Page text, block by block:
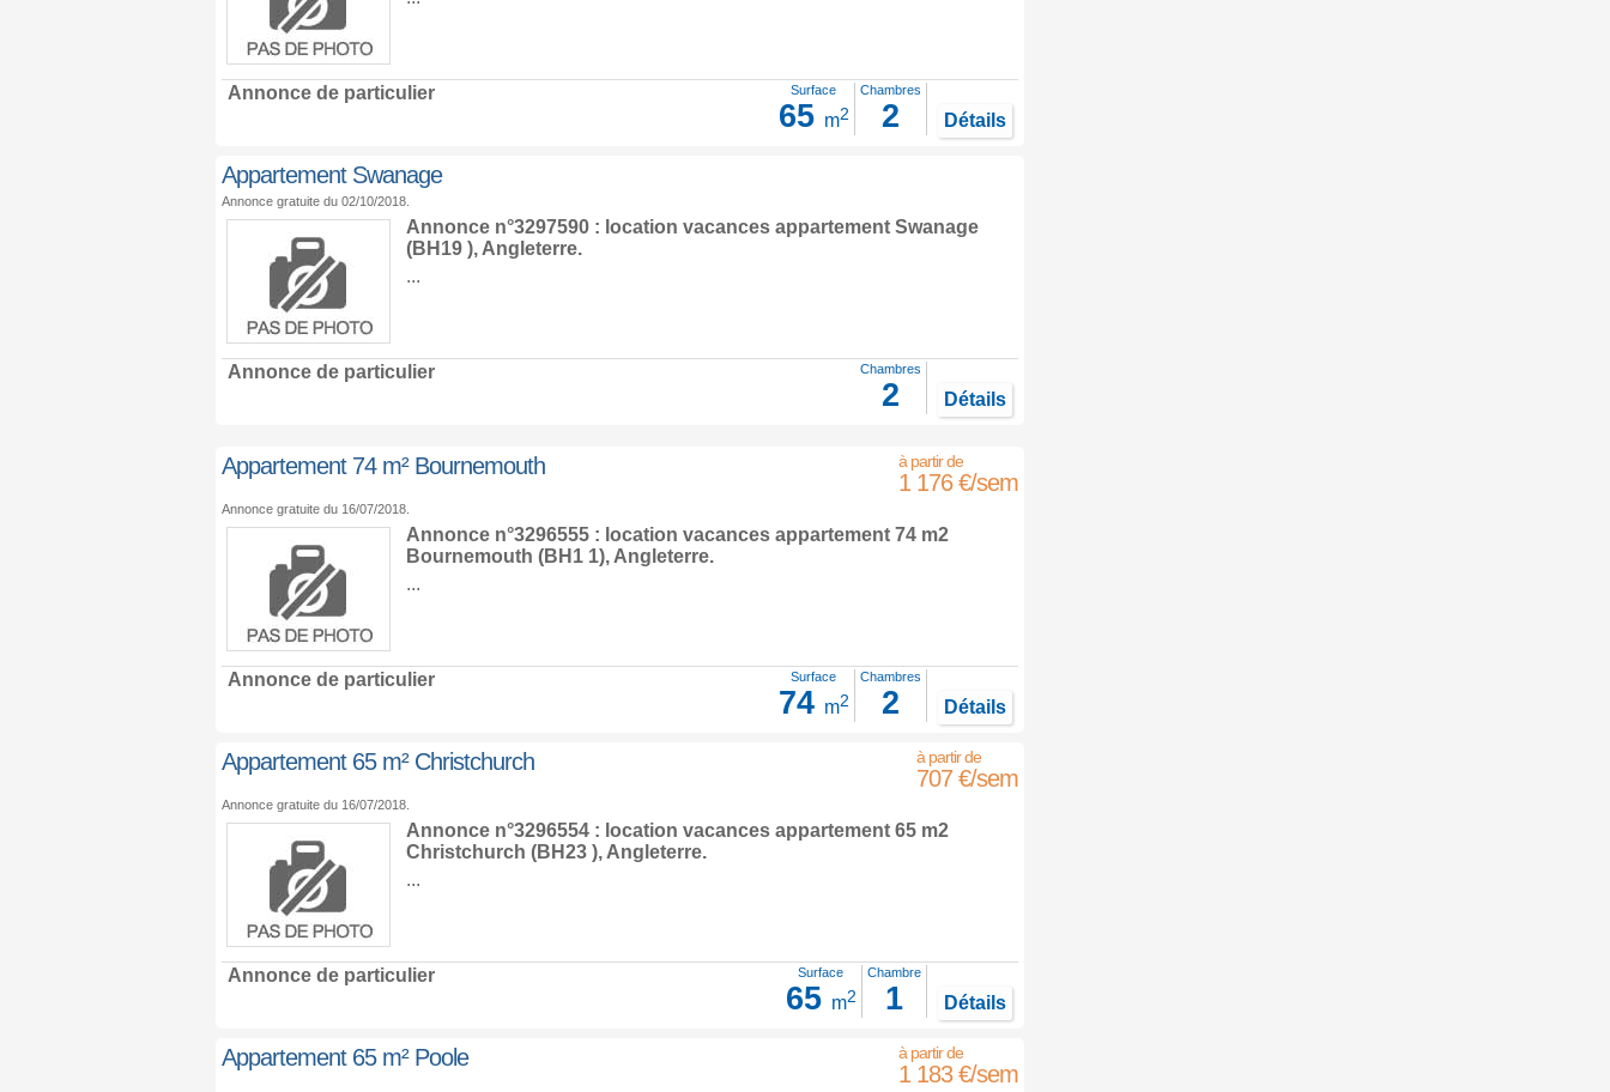
Annonce de particulier Surface
65 m2
Chambres
2 Détails
Appartement Swanage
Annonce gratuite du 02/10/2018.
Annonce n°3297590 : location vacances appartement Swanage
(BH19 ), Angleterre.
...
Annonce de particulier Chambres
2 Détails
Appartement 74 m² Bournemouth
1 176 €/sem
Annonce gratuite du 16/07/2018.
Annonce n°3296555 : location vacances appartement 74 m2
Bournemouth (BH1 1), Angleterre.
...
Annonce de particulier Surface
74 m2
Chambres
2 Détails
Appartement 65 m² Christchurch
707 €/sem
Annonce gratuite du 16/07/2018.
Annonce n°3296554 : location vacances appartement 65 m2
Christchurch (BH23 ), Angleterre.
...
Annonce de particulier Surface
65 m2
Chambre
1 Détails
Appartement 65 m² Poole
1 183 €/sem